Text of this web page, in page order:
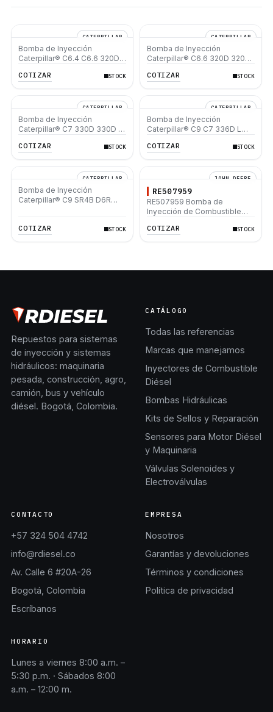
CATERPILLAR
Bomba de Inyección
Caterpillar® C6.4 C6.6 320D
COTIZAR STOCK
CATERPILLAR
Bomba de Inyección
Caterpillar® C6.6 320D 320D
COTIZAR STOCK
CATERPILLAR
Bomba de Inyección
Caterpillar® C7 330D 330D L
962H
COTIZAR STOCK
CATERPILLAR
Bomba de Inyección
Caterpillar® C9 C7 336D L
D6R D6T D7R 950H
COTIZAR STOCK
CATERPILLAR
Bomba de Inyección
Caterpillar® C9 SR4B D6R
COTIZAR
STOCK
JOHN DEERE
RE507959
RE507959 Bomba de
Inyección de Combustible
310SK 410J 410K 6068T
COTIZAR STOCK
Repuestos para sistemas
de inyección y sistemas
hidráulicos: maquinaria
pesada, construcción, agro,
camión, bus y vehículo
diésel. Bogotá, Colombia.
CATÁLOGO
Todas las referencias
Marcas que manejamos
Inyectores de Combustible
Diésel
Bombas Hidráulicas
Kits de Sellos y Reparación
Sensores para Motor Diésel
y Maquinaria
Válvulas Solenoides y
Electroválvulas
CONTACTO
+57 324 504 4742
info@rdiesel.co
Av. Calle 6 #20A-26
Bogotá, Colombia
Escríbanos
EMPRESA
Nosotros
Garantías y devoluciones
Términos y condiciones
Política de privacidad
HORARIO
Lunes a viernes 8:00 a.m. –
5:30 p.m. · Sábados 8:00
a.m. – 12:00 m.